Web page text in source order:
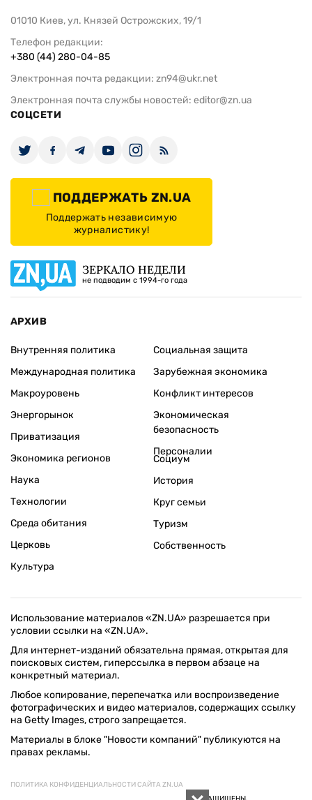
01010 Киев, ул. Князей Острожских, 19/1
Телефон редакции:
+380 (44) 280-04-85
Электронная почта редакции: zn94@ukr.net
Электронная почта службы новостей: editor@zn.ua
СОЦСЕТИ
ПОДДЕРЖАТЬ ZN.UA
Поддержать независимую
журналистику!
ЗЕРКАЛО НЕДЕЛИ
не подводим с 1994-го года
АРХИВ
Внутренняя политика
Международная политика
Макроуровень
Энергорынок
Приватизация
Экономика регионов
Социальная защита
Зарубежная экономика
Конфликт интересов
Экономическая
безопасность
Персоналии
Наука
Технологии
Среда обитания
Церковь
Культура
Социум
История
Круг семьи
Туризм
Собственность
Использование материалов «ZN.UA» разрешается при
условии ссылки на «ZN.UA».
Для интернет-изданий обязательна прямая, открытая для
поисковых систем, гиперссылка в первом абзаце на
конкретный материал.
Любое копирование, перепечатка или воспроизведение
фотографических и видео материалов, содержащих ссылку
на Getty Images, строго запрещается.
Материалы в блоке "Новости компаний" публикуются на
правах рекламы.
ПОЛИТИКА КОНФИДЕНЦИАЛЬНОСТИ САЙТА ZN.UA